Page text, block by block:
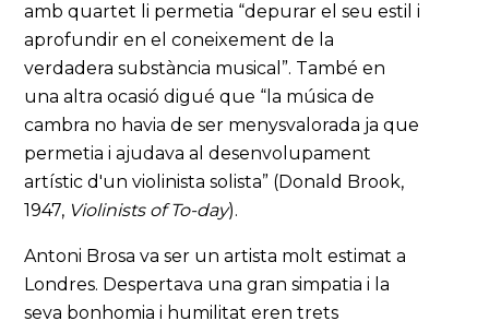
amb quartet li permetia “depurar el seu estil i
aprofundir en el coneixement de la
verdadera substància musical”. També en
una altra ocasió digué que “la música de
cambra no havia de ser menysvalorada ja que
permetia i ajudava al desenvolupament
artístic d'un violinista solista” (Donald Brook,
1947, Violinists of To-day).
Antoni Brosa va ser un artista molt estimat a
Londres. Despertava una gran simpatia i la
seva bonhomia i humilitat eren trets